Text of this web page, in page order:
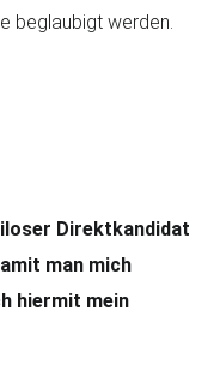
beglaubigt werden.
Direktkandidat
man mich
hiermit mein